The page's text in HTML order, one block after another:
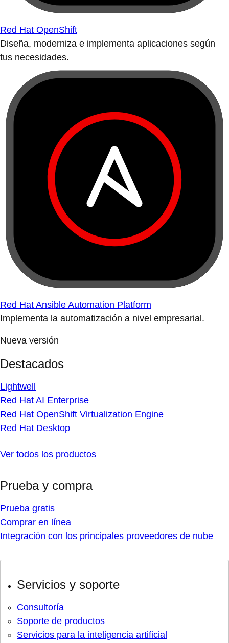
Red Hat OpenShift
Diseña, moderniza e implementa aplicaciones según
tus necesidades.
Red Hat Ansible Automation Platform
Implementa la automatización a nivel empresarial.
Nueva versión
Destacados
Lightwell
Red Hat AI Enterprise
Red Hat OpenShift Virtualization Engine
Red Hat Desktop
Ver todos los productos
Prueba y compra
Prueba gratis
Comprar en línea
Integración con los principales proveedores de nube
Servicios y soporte
Consultoría
Soporte de productos
Servicios para la inteligencia artificial